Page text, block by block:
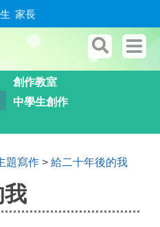
家長
創作教室
中學生創作
題寫作 > 給二十年後的我
我